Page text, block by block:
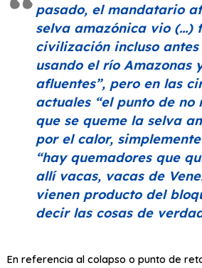
pasado, el mandatario
selva amazónica vio (…)
civilización incluso
usando el río Amazonas
afluentes”, pero en las
actuales “el punto de no
que se queme la selva
por el calor,
“hay quemadores que
allí vacas, vacas de
vienen producto del
decir las cosas de
En referencia al colapso o punto de